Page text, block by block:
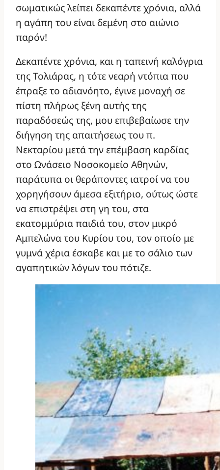
σωματικώς λείπει δεκαπέντε χρόνια, αλλά
η αγάπη του είναι δεμένη στο αιώνιο
παρόν!
Δεκαπέντε χρόνια, και η ταπεινή καλόγρια
της Τολιάρας, η τότε νεαρή ντόπια που
έπραξε το αδιανόητο, έγινε μοναχή σε
πίστη πλήρως ξένη αυτής της
παραδόσεώς της, μου επιβεβαίωσε την
διήγηση της απαιτήσεως του π.
Νεκταρίου μετά την επέμβαση καρδίας
στο Ωνάσειο Νοσοκομείο Αθηνών,
παράτυπα οι θεράποντες ιατροί να του
χορηγήσουν άμεσα εξιτήριο, ούτως ώστε
να επιστρέψει στη γη του, στα
εκατομμύρια παιδιά του, στον μικρό
Αμπελώνα του Κυρίου του, τον οποίο με
γυμνά χέρια έσκαβε και με το σάλιο των
αγαπητικών λόγων του πότιζε.